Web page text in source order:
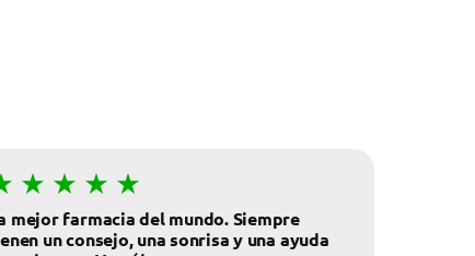
mejor farmacia del mundo. Siempre
un consejo, una sonrisa y una ayuda